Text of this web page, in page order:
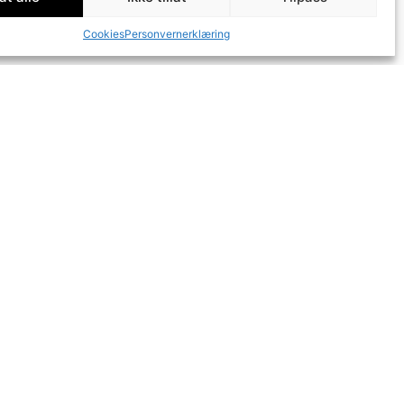
CookiesPersonvernerklæring